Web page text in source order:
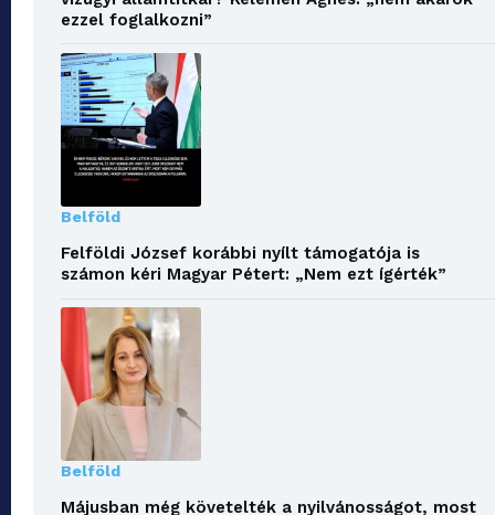
ezzel foglalkozni”
Belföld
Felföldi József korábbi nyílt támogatója is
számon kéri Magyar Pétert: „Nem ezt ígérték”
Belföld
Májusban még követelték a nyilvánosságot, most